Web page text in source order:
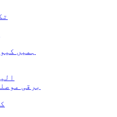
ہمیں
برقی